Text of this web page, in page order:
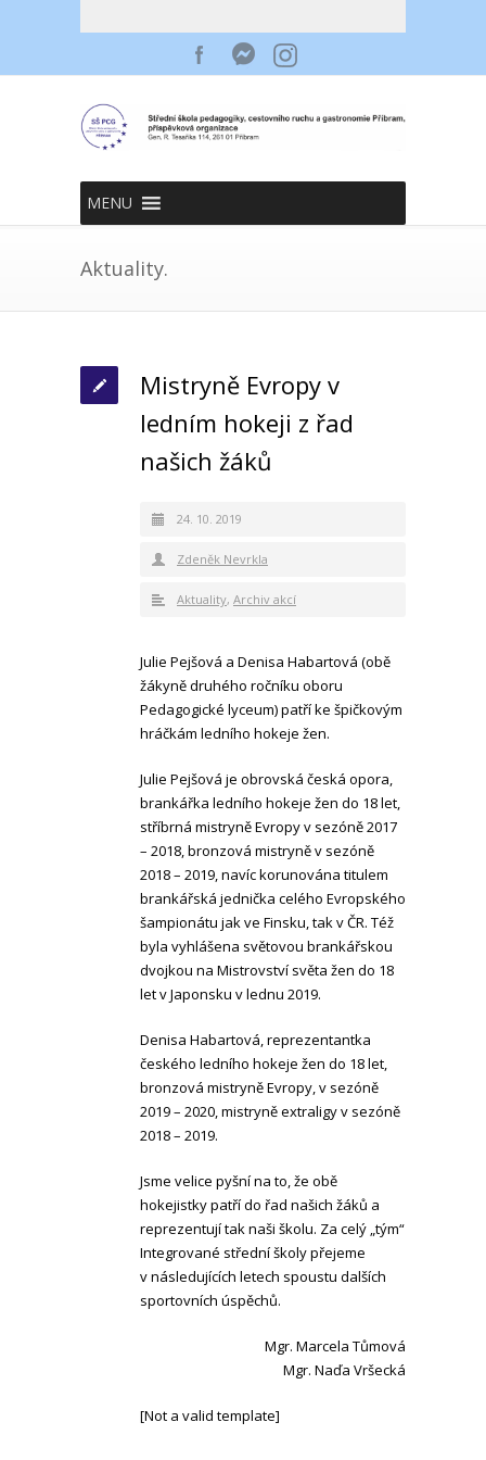
MENU
Aktuality.
Mistryně Evropy v
ledním hokeji z řad
našich žáků
24. 10. 2019
Zdeněk Nevrkla
Aktuality, Archiv akcí
Julie Pejšová a Denisa Habartová (obě
žákyně druhého ročníku oboru
Pedagogické lyceum) patří ke špičkovým
hráčkám ledního hokeje žen.
Julie Pejšová je obrovská česká opora,
brankářka ledního hokeje žen do 18 let,
stříbrná mistryně Evropy v sezóně 2017
– 2018, bronzová mistryně v sezóně
2018 – 2019, navíc korunována titulem
brankářská jednička celého Evropského
šampionátu jak ve Finsku, tak v ČR. Též
byla vyhlášena světovou brankářskou
dvojkou na Mistrovství světa žen do 18
let v Japonsku v lednu 2019.
Denisa Habartová, reprezentantka
českého ledního hokeje žen do 18 let,
bronzová mistryně Evropy, v sezóně
2019 – 2020, mistryně extraligy v sezóně
2018 – 2019.
Jsme velice pyšní na to, že obě
hokejistky patří do řad našich žáků a
reprezentují tak naši školu. Za celý „tým“
Integrované střední školy přejeme
v následujících letech spoustu dalších
sportovních úspěchů.
Mgr. Marcela Tůmová
Mgr. Naďa Vršecká
[Not a valid template]